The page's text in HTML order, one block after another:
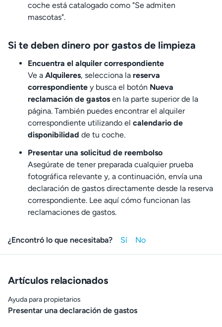
coche está catalogado como "Se admiten
mascotas".
Si te deben dinero por gastos de limpieza
Encuentra el alquiler correspondiente
Ve a Alquileres, selecciona la reserva
correspondiente y busca el botón Nueva
reclamación de gastos en la parte superior de la
página. También puedes encontrar el alquiler
correspondiente utilizando el calendario de
disponibilidad de tu coche.
Presentar una solicitud de reembolso
Asegúrate de tener preparada cualquier prueba
fotográfica relevante y, a continuación, envía una
declaración de gastos directamente desde la reserva
correspondiente. Lee aquí cómo funcionan las
reclamaciones de gastos.
¿Encontró lo que necesitaba?
Artículos relacionados
Ayuda para propietarios
Presentar una declaración de gastos